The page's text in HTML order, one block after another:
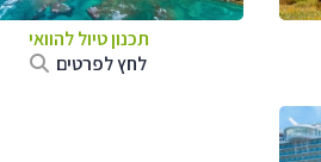
תכנון טיול להוואי
לחץ לפרטים